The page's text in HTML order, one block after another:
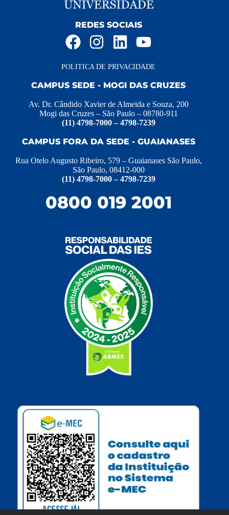
REDES SOCIAIS
POLITICA DE PRIVACIDADE
CAMPUS SEDE - MOGI DAS CRUZES
Av. Dr. Cândido Xavier de Almeida e Souza, 200
Mogi das Cruzes – São Paulo – 08780-911
(11) 4798-7000 – 4798-7239
CAMPUS FORA DA SEDE - GUAIANASES
Rua Otelo Augusto Ribeiro, 579 – Guaianases São Paulo,
São Paulo, 08412-000
(11) 4798-7000 – 4798-7239
0800 019 2001